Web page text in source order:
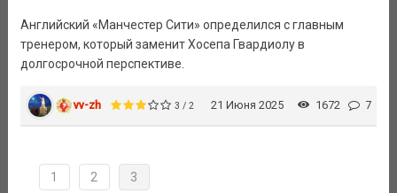
Английский «Манчестер Сити» определился с главным
тренером, который заменит Хосепа Гвардиолу в
долгосрочной перспективе.
vv-zh 3 / 2 21 Июня 2025 1672 7
1 2 3